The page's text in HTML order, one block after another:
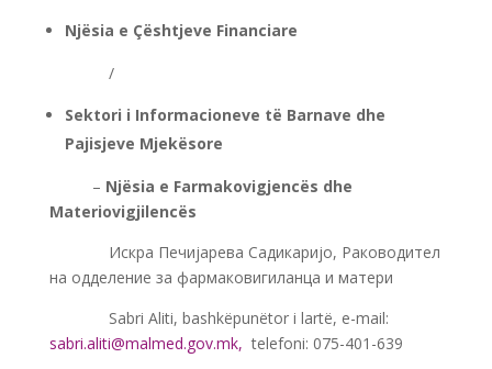
Njësia e Çështjeve Financiare
/
Sektori i Informacioneve të Barnave dhe
Pajisjeve Mjekësore
– Njësia e Farmakovigjencës dhe
Materiovigjilencës
Искра Печијарева Садикаријо, Раководител
на одделение за фармаковигиланца и матери
Sabri Aliti, bashkëpunëtor i lartë, e-mail:
sabri.aliti@malmed.gov.mk, telefoni: 075-401-639